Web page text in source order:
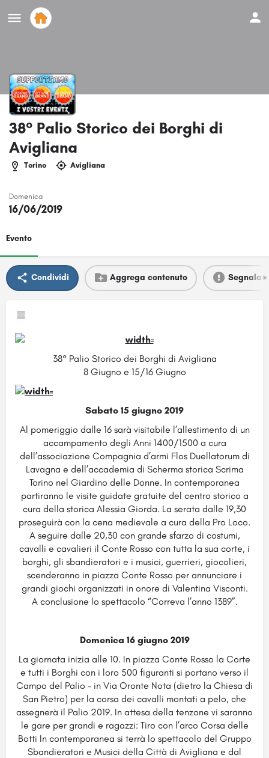
38° Palio Storico dei Borghi di
Avigliana
Torino Avigliana
Domenica
16/06/2019
Evento
Condividi Aggrega contenuto Segnala
38° Palio Storico dei Borghi di Avigliana
8 Giugno e 15/16 Giugno
Sabato 15 giugno 2019
Al pomeriggio dalle 16 sarà visitabile l’allestimento di un
accampamento degli Anni 1400/1500 a cura
dell’associazione Compagnia d’armi Flos Duellatorum di
Lavagna e dell’accademia di Scherma storica Scrima
Torino nel Giardino delle Donne. In contemporanea
partiranno le visite guidate gratuite del centro storico a
cura della storica Alessia Giorda. La serata dalle 19,30
proseguirà con la cena medievale a cura della Pro Loco.
A seguire dalle 20,30 con grande sfarzo di costumi,
cavalli e cavalieri il Conte Rosso con tutta la sua corte, i
borghi, gli sbandieratori e i musici, guerrieri, giocolieri,
scenderanno in piazza Conte Rosso per annunciare i
grandi giochi organizzati in onore di Valentina Visconti.
A conclusione lo spettacolo “Correva l’anno 1389”.
Domenica 16 giugno 2019
La giornata inizia alle 10. In piazza Conte Rosso la Corte
e tutti i Borghi con i loro 500 figuranti si portano verso il
Campo del Palio – in Via Oronte Nota (dietro la Chiesa di
San Pietro) per la corsa dei cavalli montati a pelo, che
assegnerà il Palio 2019. In attesa della tenzone vi saranno
le gare per grandi e ragazzi: Tiro con l’arco Corsa delle
Botti In contemporanea si terrà lo spettacolo del Gruppo
Sbandieratori e Musici della Città di Avigliana e dal